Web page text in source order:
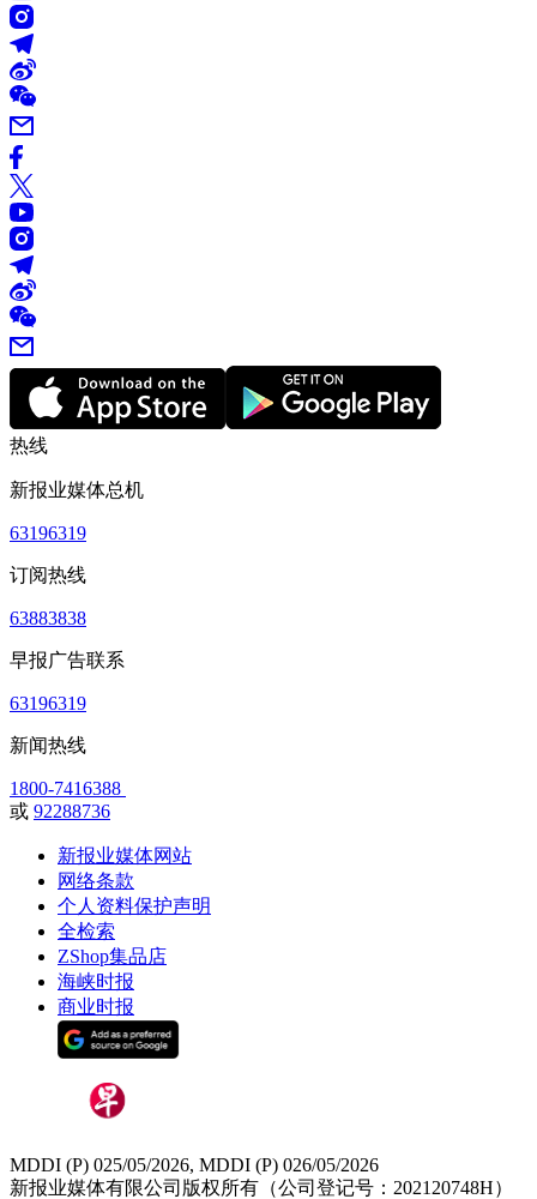
热线
新报业媒体总机
63196319
订阅热线
63883838
早报广告联系
63196319
新闻热线
1800-7416388
或 92288736
新报业媒体网站
网络条款
个人资料保护声明
全检索
ZShop集品店
海峡时报
商业时报
MDDI (P) 025/05/2026, MDDI (P) 026/05/2026
新报业媒体有限公司版权所有（公司登记号：202120748H）